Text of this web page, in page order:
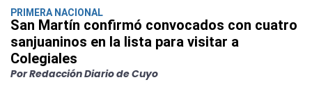
PRIMERA NACIONAL
San Martín confirmó convocados con cuatro
sanjuaninos en la lista para visitar a
Colegiales
Por Redacción Diario de Cuyo